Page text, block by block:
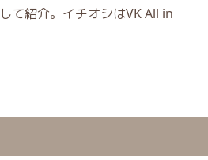
て紹介。イチオシはVK All in